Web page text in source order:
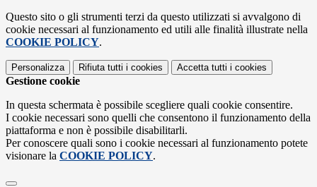
Questo sito o gli strumenti terzi da questo utilizzati si avvalgono di
cookie necessari al funzionamento ed utili alle finalità illustrate nella
COOKIE POLICY.
Personalizza Rifiuta tutti i cookies Accetta tutti i cookies
Gestione cookie
In questa schermata è possibile scegliere quali cookie consentire.
I cookie necessari sono quelli che consentono il funzionamento della
piattaforma e non è possibile disabilitarli.
Per conoscere quali sono i cookie necessari al funzionamento potete
visionare la COOKIE POLICY.